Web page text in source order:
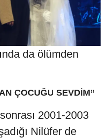
da ölümden
ÇOCUĞU SEVDİM”
2001-2003
Nilüfer de